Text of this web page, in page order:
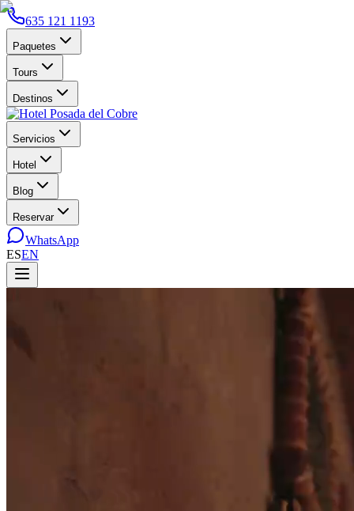
635 121 1193
Paquetes
Tours
Destinos
Servicios
Hotel
Blog
Reservar
WhatsApp
ESEN